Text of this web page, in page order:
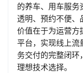
的养车、用车服务
透明、预约不便、
价值在于为运营方
平台，实现线上流
务交付的完整闭环
理想技术选择。